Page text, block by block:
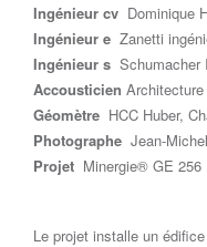
Ingénieur cv Dominique
Ingénieur e Zanetti
Ingénieur s Schumacher
Accousticien
Géomètre HCC Huber,
Photographe Jean-
Projet Minergie® GE 256
Le projet installe un